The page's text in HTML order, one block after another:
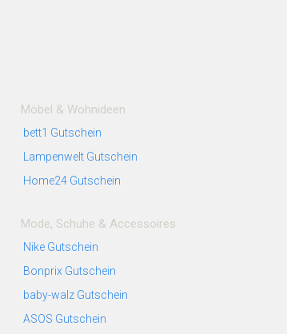
Möbel & Wohnideen
bett1 Gutschein
Lampenwelt Gutschein
Home24 Gutschein
Mode, Schuhe & Accessoires
Nike Gutschein
Bonprix Gutschein
baby-walz Gutschein
ASOS Gutschein